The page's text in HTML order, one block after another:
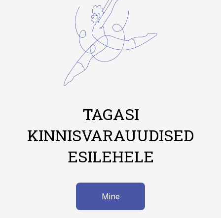
TAGASI
KINNISVARAUUDISED
ESILEHELE
Mine